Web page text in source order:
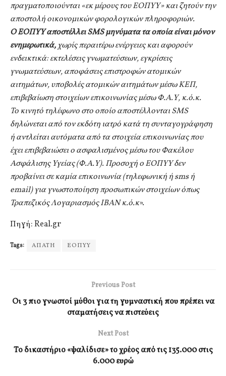
πραγματοποιούνται «εκ μέρους του ΕΟΠΥΥ» και ζητούν την
αποστολή οικονομικών φορολογικών πληροφοριών.
Ο ΕΟΠΥΥ αποστέλλει SMS μηνύματα τα οποία είναι μόνον
ενημερωτικά,χωρίς περαιτέρω ενέργειες και αφορούν
ενδεικτικά: εκτελέσεις γνωματεύσεων, εγκρίσεις
γνωματεύσεων, αποφάσεις επιστροφών ατομικών
αιτημάτων, υποβολές ατομικών αιτημάτων μέσω ΚΕΠ,
επιβεβαίωση στοιχείων επικοινωνίας μέσω Φ.Α.Υ, κ.ό.κ.
Το κινητό τηλέφωνο στο οποίο αποστέλλονται SMS
δηλώνεται από τον εκδότη ιατρό κατά τη συνταγογράφηση
ή αντλείται αυτόματα από τα στοιχεία επικοινωνίας που
έχει επιβεβαιώσει ο ασφαλισμένος μέσω του Φακέλου
Ασφάλισης Υγείας (Φ.Α.Υ). Προσοχή ο ΕΟΠΥΥ δεν
προβαίνει σε καμία επικοινωνία (τηλεφωνική ή sms ή
email) για γνωστοποίηση προσωπικών στοιχείων όπως
Τραπεζικός Λογαριασμός IBAN κ.ό.κ».
Πηγή: Real.gr
Tags: ΑΠΑΤΗ ΕΟΠΥΥ
Previous Post
Οι 3 πιο γνωστοί μύθοι για τη γυμναστική που πρέπει να
σταματήσεις να πιστεύεις
Next Post
Το δικαστήριο «ψαλίδισε» το χρέος από τις 135.000 στις
6.000 ευρώ